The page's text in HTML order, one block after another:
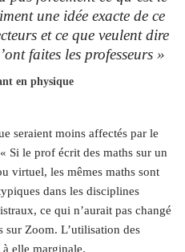
une idée exacte de ce
et ce que veulent dire
faites les professeurs »
en physique
seraient moins affectés par le
Si le prof écrit des maths sur un
virtuel, les mêmes maths sont
dans les disciplines
ce qui n’aurait pas changé
sur Zoom. L’utilisation des
elle marginale.